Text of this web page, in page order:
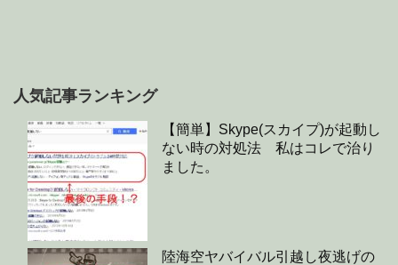
人気記事ランキング
【簡単】Skype(スカイプ)が起動し
ない時の対処法 私はコレで治り
ました。
陸海空ヤバイバル引越し夜逃げの